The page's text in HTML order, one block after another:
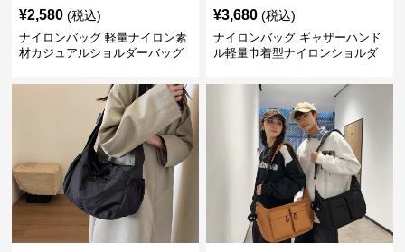
¥2,580 (税込)
ナイロンバッグ 軽量ナイロン素
材カジュアルショルダーバッグ
¥3,680 (税込)
ナイロンバッグ ギャザーハンド
ル軽量巾着型ナイロンショルダ